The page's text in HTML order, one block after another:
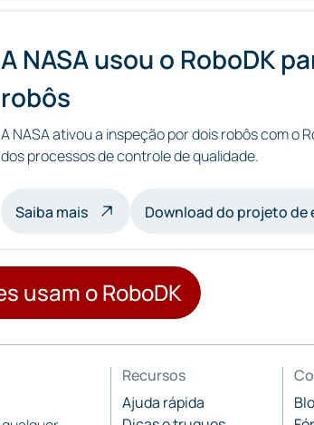
A NASA usou o RoboDK
robôs
A NASA ativou a inspeção por dois robôs com o
dos processos de controle de qualidade.
Saiba maissobre a inspeção com vários
Download do projeto de
usam o RoboDK
Recursos
Ajuda rápida